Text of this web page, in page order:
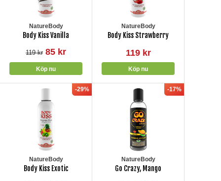
119 kr 85 kr
NatureBody
Body Kiss Vanilla
119 kr
NatureBody
Body Kiss Strawberry
-29%
NatureBody
Body Kiss Exotic
-17%
NatureBody
Go Crazy, Mango